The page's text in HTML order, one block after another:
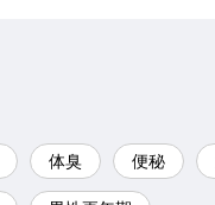
体臭 便秘